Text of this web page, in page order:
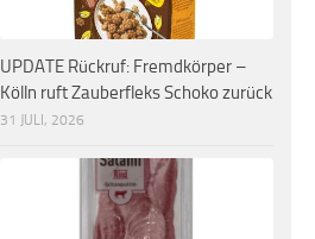
UPDATE Rückruf: Fremdkörper –
Kölln ruft Zauberfleks Schoko zurück
31 JULI, 2026